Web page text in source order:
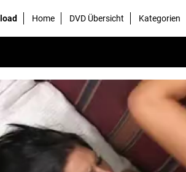
Home DVD Übersicht Kategorien